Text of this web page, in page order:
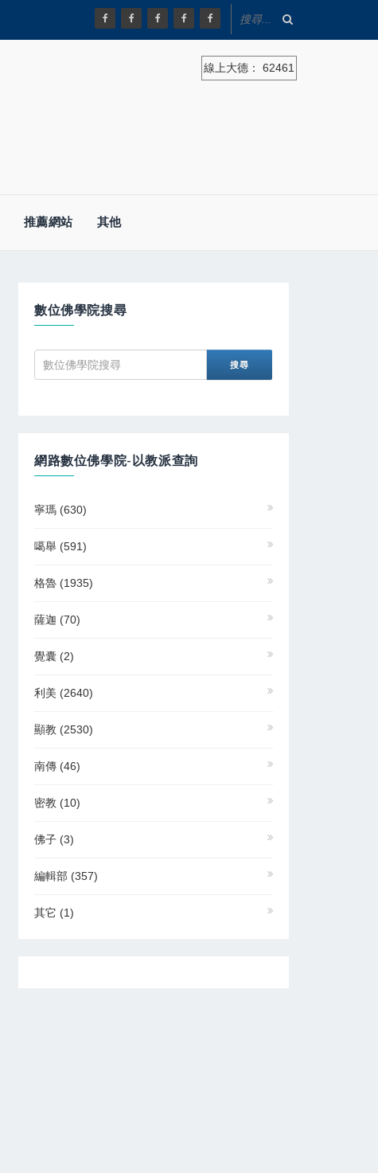
線上大德： 62461
推薦網站 其他
數位佛學院搜尋
網路數位佛學院-以教派查詢
寧瑪 (630)
噶舉 (591)
格魯 (1935)
薩迦 (70)
覺囊 (2)
利美 (2640)
顯教 (2530)
南傳 (46)
密教 (10)
佛子 (3)
編輯部 (357)
其它 (1)